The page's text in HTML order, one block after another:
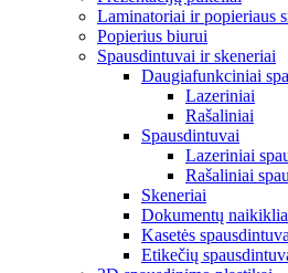
Laminatoriai ir popieriaus
Popierius biurui
Spausdintuvai ir skeneriai
Daugiafunkciniai
Lazeriniai
Rašaliniai
Spausdintuvai
Lazeriniai
Rašaliniai
Skeneriai
Dokumentų
Kasetės
Etikečių